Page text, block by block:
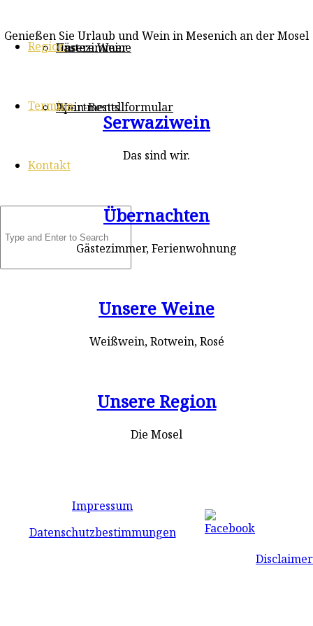
Gästezimmer
Apartments
Unsere Weine
Wein-Bestellformular
Region
Termine
Kontakt
Genießen Sie Urlaub und Wein in Mesenich an der Mosel
Serwaziwein
Das sind wir.
Übernachten
Gästezimmer, Ferienwohnung
Unsere Weine
Weißwein, Rotwein, Rosé
Unsere Region
Die Mosel
Impressum
Datenschutzbestimmungen
Disclaimer